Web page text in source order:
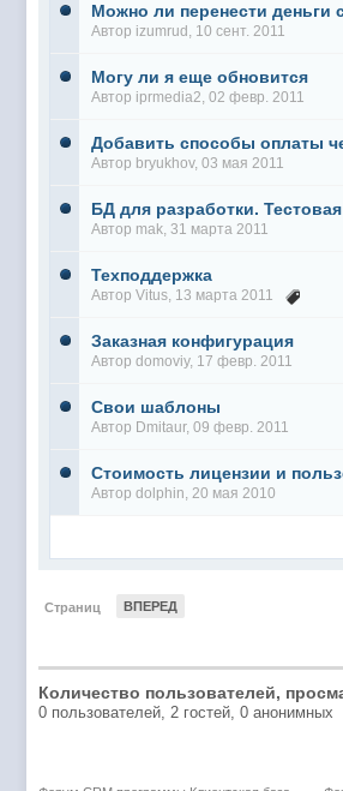
Можно ли перенести деньги
Автор izumrud , 10 сент. 2011
Могу ли я еще обновится
Автор iprmedia2, 02 февр. 2011
Добавить способы оплаты
Автор bryukhov, 03 мая 2011
БД для разработки.
Автор mak, 31 марта 2011
Техподдержка
Автор Vitus, 13 марта 2011
Заказная конфигурация
Автор domoviy, 17 февр. 2011
Свои шаблоны
Автор Dmitaur, 09 февр. 2011
Стоимость лицензии и
Автор dolphin, 20 мая 2010
Страниц ВПЕРЕД
Количество пользователей,
0 пользователей, 2 гостей, 0 анонимных